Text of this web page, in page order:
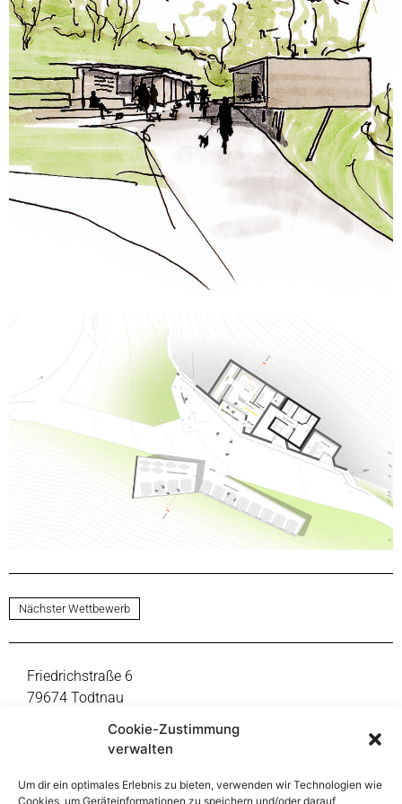
Cookie-Zustimmung
verwalten
Um dir ein optimales Erlebnis zu bieten, verwenden wir Technologien wie
Cookies, um Geräteinformationen zu speichern und/oder darauf
Nächster Wettbewerb
Friedrichstraße 6
79674 Todtnau
Fon +49 7671 9999-0
mail@thoma-lay-buchler.de
Reinsburgstraße 108